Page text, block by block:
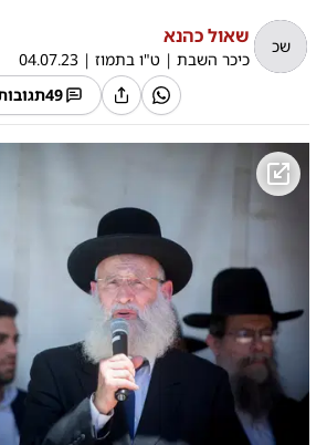
שכ שאול כהנא
כיכר השבת | ט"ו בתמוז |
04.07.23
49